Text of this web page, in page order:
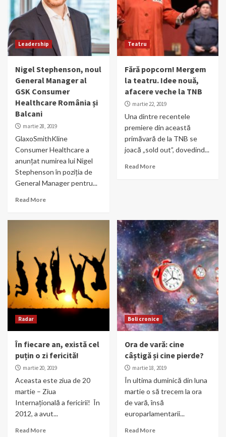
Leadership
Nigel Stephenson, noul
General Manager al
GSK Consumer
Healthcare România și
Balcani
martie 28, 2019
GlaxoSmithKline
Consumer Healthcare a
anunțat numirea lui Nigel
Stephenson în poziția de
General Manager pentru...
Read More
Teatru
Fără popcorn! Mergem
la teatru. Idee nouă,
afacere veche la TNB
martie 22, 2019
Una dintre recentele
premiere din această
primăvară de la TNB se
joacă „sold out”, dovedind...
Read More
Radar
În fiecare an, există cel
puțin o zi fericită!
martie 20, 2019
Aceasta este ziua de 20
martie – Ziua
Internațională a fericirii! În
2012, a avut...
Read More
Boli cronice
Ora de vară: cine
câștigă și cine pierde?
martie 18, 2019
În ultima duminică din luna
martie o să trecem la ora
de vară, însă
europarlamentarii...
Read More